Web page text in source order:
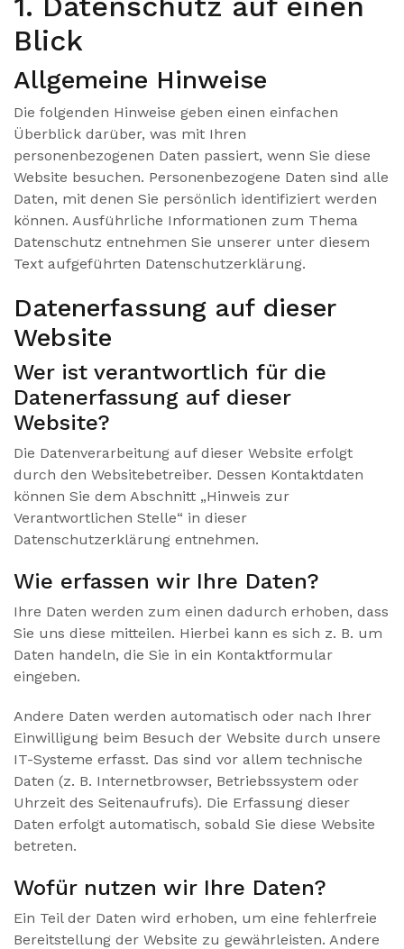
Blick
Allgemeine Hinweise
Die folgenden Hinweise geben einen einfachen
Überblick darüber, was mit Ihren
personenbezogenen Daten passiert, wenn Sie diese
Website besuchen. Personenbezogene Daten sind alle
Daten, mit denen Sie persönlich identifiziert werden
können. Ausführliche Informationen zum Thema
Datenschutz entnehmen Sie unserer unter diesem
Text aufgeführten Datenschutzerklärung.
Datenerfassung auf dieser
Website
Wer ist verantwortlich für die
Datenerfassung auf dieser
Website?
Die Datenverarbeitung auf dieser Website erfolgt
durch den Websitebetreiber. Dessen Kontaktdaten
können Sie dem Abschnitt „Hinweis zur
Verantwortlichen Stelle“ in dieser
Datenschutzerklärung entnehmen.
Wie erfassen wir Ihre Daten?
Ihre Daten werden zum einen dadurch erhoben, dass
Sie uns diese mitteilen. Hierbei kann es sich z. B. um
Daten handeln, die Sie in ein Kontaktformular
eingeben.
Andere Daten werden automatisch oder nach Ihrer
Einwilligung beim Besuch der Website durch unsere
IT-Systeme erfasst. Das sind vor allem technische
Daten (z. B. Internetbrowser, Betriebssystem oder
Uhrzeit des Seitenaufrufs). Die Erfassung dieser
Daten erfolgt automatisch, sobald Sie diese Website
betreten.
Wofür nutzen wir Ihre Daten?
Ein Teil der Daten wird erhoben, um eine fehlerfreie
Bereitstellung der Website zu gewährleisten. Andere